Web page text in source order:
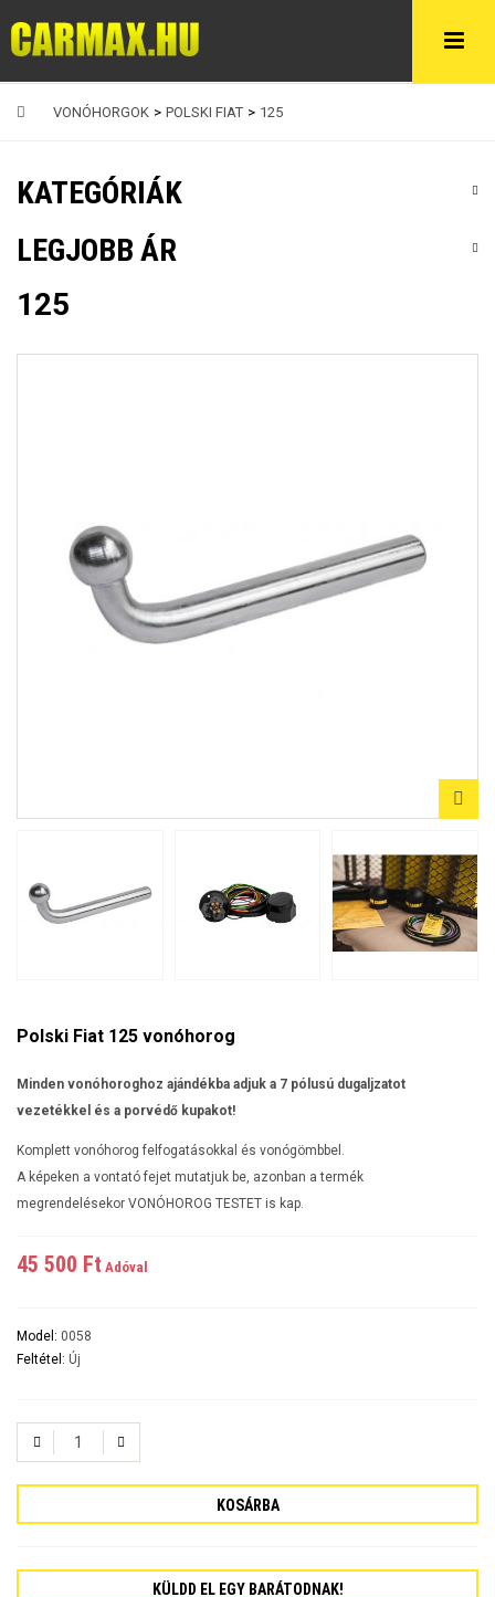
VONÓHORGOK > POLSKI FIAT > 125
KATEGÓRIÁK
LEGJOBB ÁR
125
Polski Fiat 125 vonóhorog
Minden vonóhoroghoz ajándékba adjuk a 7 pólusú dugaljzatot
vezetékkel és a porvédő kupakot!
Komplett vonóhorog felfogatásokkal és vonógömbbel.
A képeken a vontató fejet mutatjuk be, azonban a termék
megrendelésekor VONÓHOROG TESTET is kap.
45 500 Ft‎ Adóval
Model: 0058
Feltétel: Új
KOSÁRBA
KÜLDD EL EGY BARÁTODNAK!